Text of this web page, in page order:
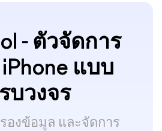
- ตัวจัดการ
แบบ
บวงจร
องข้อมูล และจัดการ